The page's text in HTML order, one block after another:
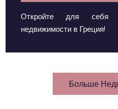
Откройте для себя
недвижимости в Греция!
Больше